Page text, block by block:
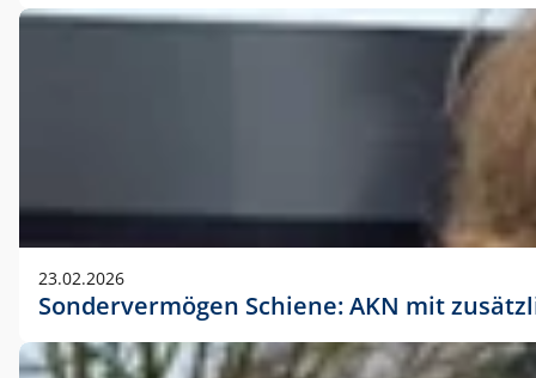
23.02.2026
Sondervermögen Schiene: AKN mit